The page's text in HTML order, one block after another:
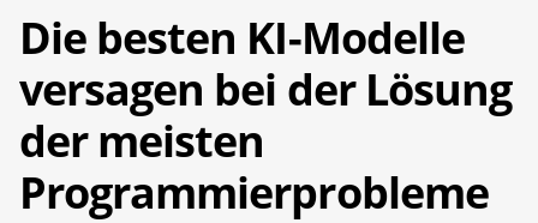
Die besten KI-Modelle
versagen bei der Lösung
der meisten
Programmierprobleme